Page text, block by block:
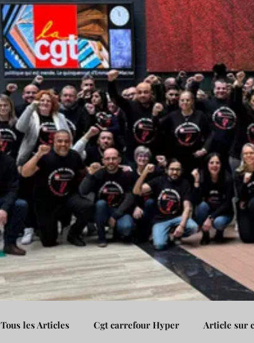
Tous les Articles Cgt carrefour Hyper Article sur